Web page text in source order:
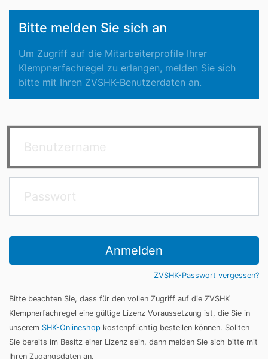
Bitte melden Sie sich an
Um Zugriff auf die Mitarbeiterprofile Ihrer
Klempnerfachregel zu erlangen, melden Sie sich
bitte mit Ihren ZVSHK-Benutzerdaten an.
Anmelden
ZVSHK-Passwort vergessen?
Bitte beachten Sie, dass für den vollen Zugriff auf die ZVSHK
Klempnerfachregel eine gültige Lizenz Voraussetzung ist, die Sie in
unserem SHK-Onlineshop kostenpflichtig bestellen können. Sollten
Sie bereits im Besitz einer Lizenz sein, dann melden Sie sich bitte mit
Ihren Zugangsdaten an.